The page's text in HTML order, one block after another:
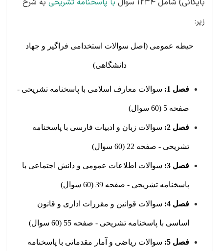
بایگانی) شامل 1234 سوال
با پاسخنامه تشریحی به شرح
زیر:
حیطه عمومی (اصل سوالات استخدامی فراگیر و جهاد
دانشگاهی)
فصل 1: سوالات معارف اسلامی با پاسخنامه تشریحی -
صفحه 5 (60 سوال)
فصل 2: سوالات زبان و ادبیات فارسی با پاسخنامه
تشریحی - صفحه 22 (60 سوال)
فصل 3: سوالات اطلاعات عمومی و دانش اجتماعی با
پاسخنامه تشریحی - صفحه 39 (60 سوال)
فصل 4: سوالات قوانین و مقررات اداری و قانون
اساسی با پاسخنامه تشریحی - صفحه 55 (60 سوال)
فصل 5: سوالات ریاضی و آمار مقدماتی با پاسخنامه